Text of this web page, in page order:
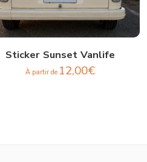
Sticker Sunset Vanlife
À partir de 12,00€